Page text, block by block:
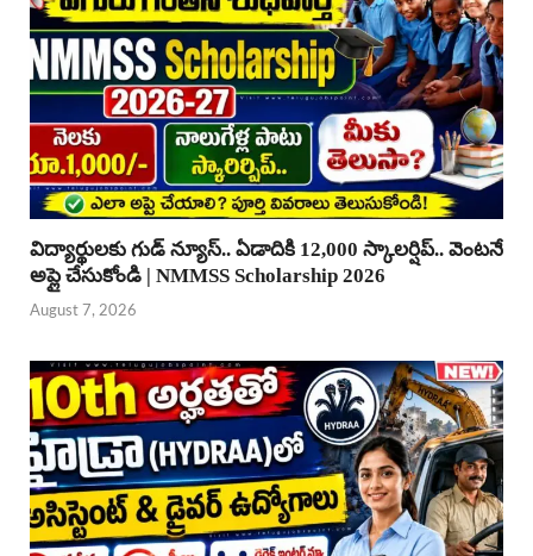
విద్యార్థులకు గుడ్ న్యూస్.. ఏడాదికి 12,000 స్కాలర్షిప్.. వెంటనే
అప్లై చేసుకోండి | NMMSS Scholarship 2026
August 7, 2026